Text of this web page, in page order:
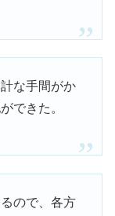
な手間がか
できた。
ので、各方